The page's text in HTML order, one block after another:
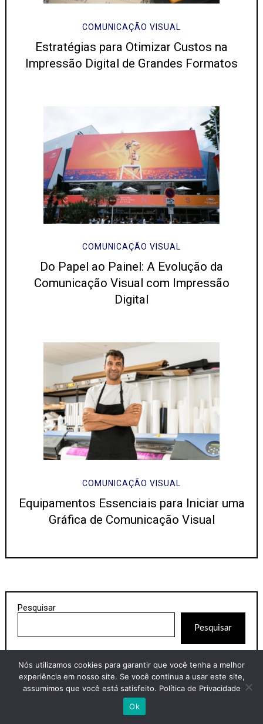
COMUNICAÇÃO VISUAL
Estratégias para Otimizar Custos na
Impressão Digital de Grandes Formatos
COMUNICAÇÃO VISUAL
Do Papel ao Painel: A Evolução da
Comunicação Visual com Impressão
Digital
COMUNICAÇÃO VISUAL
Equipamentos Essenciais para Iniciar uma
Gráfica de Comunicação Visual
Pesquisar
Pesquisar
Artigos Recentes
Nós utilizamos cookies para garantir que você tenha a melhor
experiência em nosso site. Se você continua a usar este site,
assumimos que você está satisfeito. Política de Privacidade
Ok